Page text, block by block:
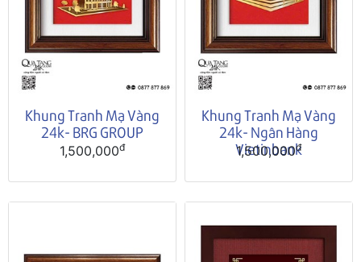
Khung Tranh Mạ Vàng
24k- BRG GROUP
1,500,000đ
Khung Tranh Mạ Vàng
24k- Ngân Hàng
Vietinbank
1,500,000đ